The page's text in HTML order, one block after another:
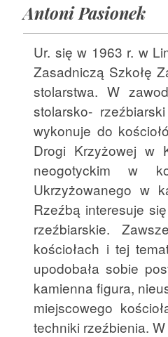
Antoni Pasionek
Ur. się w 1963 r. w
Zasadniczą Szkołę
stolarstwa. W
stolarsko-
wykonuje do
Drogi Krzyżowej w
neogotyckim w
Ukrzyżowanego w
Rzeźbą interesuje
rzeźbiarskie.
kościołach i tej
upodobała sobie
kamienna figura,
miejscowego
techniki rzeźbienia.